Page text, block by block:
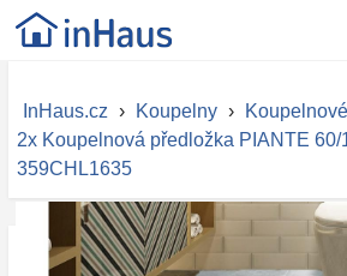
InHaus.cz › Koupelny ›
2x Koupelnová předložka PIANTE 60/
359CHL1635